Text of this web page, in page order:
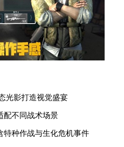
光影打造视觉盛宴
配不同战术场景
特种作战与生化危机事件